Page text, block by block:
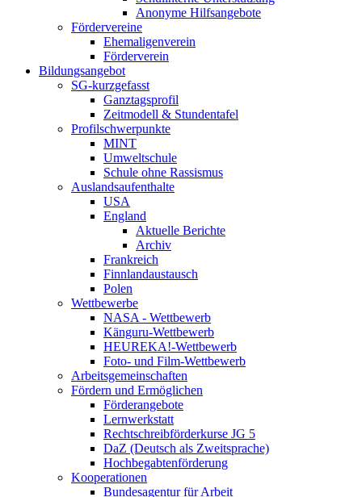
Anonyme Hilfsangebote
Fördervereine
Ehemaligenverein
Förderverein
Bildungsangebot
SG-kurzgefasst
Ganztagsprofil
Zeitmodell & Stundentafel
Profilschwerpunkte
MINT
Umweltschule
Schule ohne Rassismus
Auslandsaufenthalte
USA
England
Aktuelle Berichte
Archiv
Frankreich
Finnlandaustausch
Polen
Wettbewerbe
NASA - Wettbewerb
Känguru-Wettbewerb
HEUREKA!-Wettbewerb
Foto- und Film-Wettbewerb
Arbeitsgemeinschaften
Fördern und Ermöglichen
Förderangebote
Lernwerkstatt
Rechtschreibförderkurse JG 5
DaZ (Deutsch als Zweitsprache)
Hochbegabtenförderung
Kooperationen
Bundesagentur für Arbeit